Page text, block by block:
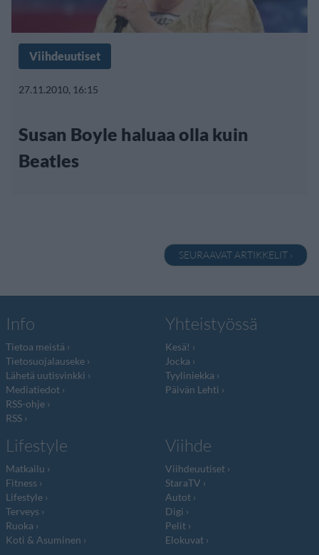
Viihdeuutiset
27.11.2010, 16:15
Susan Boyle haluaa olla kuin
Beatles
SEURAAVAT ARTIKKELIT ›
Info
Tietoa meistä
Tietosuojalauseke
Lähetä uutisvinkki
Mediatiedot
RSS-ohje
RSS
Yhteistyössä
Kesä!
Jocka
Tyyliniekka
Päivän Lehti
Lifestyle
Matkailu
Fitness
Lifestyle
Terveys
Ruoka
Koti & Asuminen
Viihde
Viihdeuutiset
StaraTV
Autot
Digi
Pelit
Elokuvat